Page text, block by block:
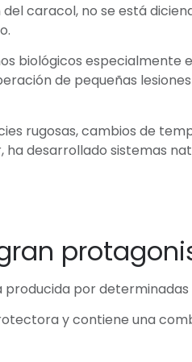
caracol, no se está
biológicos especialmente
de pequeñas
rugosas, cambios de
desarrollado sistemas
producida por
y contiene una